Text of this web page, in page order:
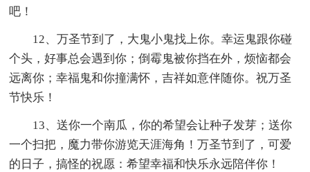
吧！
12、万圣节到了，大鬼小鬼找上你。幸运鬼跟你碰
个头，好事总会遇到你；倒霉鬼被你挡在外，烦恼都会
远离你；幸福鬼和你撞满怀，吉祥如意伴随你。祝万圣
节快乐！
13、送你一个南瓜，你的希望会让种子发芽；送你
一个扫把，魔力带你游览天涯海角！万圣节到了，可爱
的日子，搞怪的祝愿：希望幸福和快乐永远陪伴你！